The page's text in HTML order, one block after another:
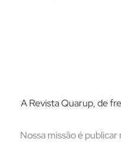
A Revista Quarup, de
Nossa missão é